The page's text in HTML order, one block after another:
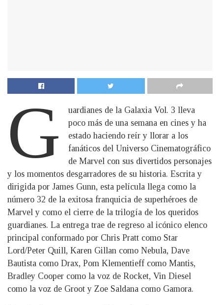
G
uardianes de la Galaxia Vol. 3 lleva
poco más de una semana en cines y ha
estado haciendo reír y llorar a los
fanáticos del Universo Cinematográfico
de Marvel con sus divertidos personajes
y los momentos desgarradores de su historia. Escrita y
dirigida por James Gunn, esta película llega como la
número 32 de la exitosa franquicia de superhéroes de
Marvel y como el cierre de la trilogía de los queridos
guardianes. La entrega trae de regreso al icónico elenco
principal conformado por Chris Pratt como Star
Lord/Peter Quill, Karen Gillan como Nebula, Dave
Bautista como Drax, Pom Klementieff como Mantis,
Bradley Cooper como la voz de Rocket, Vin Diesel
como la voz de Groot y Zoe Saldana como Gamora.